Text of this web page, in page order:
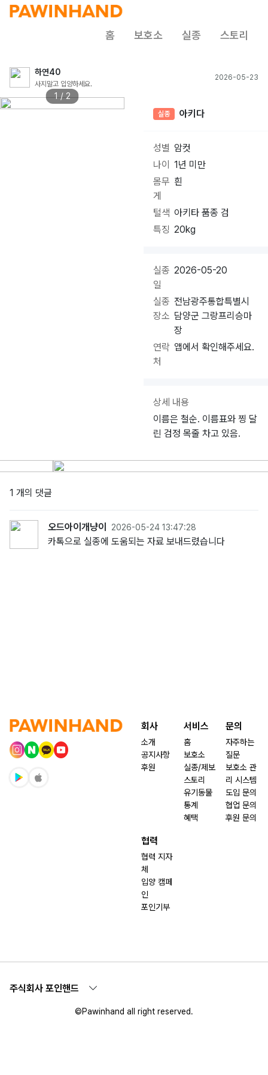
홈 보호소 실종 스토리
하연40
사지말고 입양하세요.
2026-05-23
1 / 2
실종 아키다
성별 암컷
나이
1년 미만
몸무
게
흰
털색 아키타 품종 검
특징 20kg
실종
일
2026-05-20
실종
장소
전남광주통합특별시
담양군 그랑프리승마
장
연락
처
앱에서 확인해주세요.
상세 내용
이름은 철순. 이름표와 찡 달
린 검정 목줄 차고 있음.
1 개의 댓글
오드아이개냥이 2026-05-24 13:47:28
카톡으로 실종에 도움되는 자료 보내드렸습니다
회사
소개
공지사항
후원
서비스
홈
보호소
실종/제보
스토리
유기동물
통계
혜택
문의
자주하는
질문
보호소 관
리 시스템
도입 문의
협업 문의
후원 문의
협력
협력 지자
체
입양 캠페
인
포인기부
주식회사 포인핸드
©Pawinhand all right reserved.